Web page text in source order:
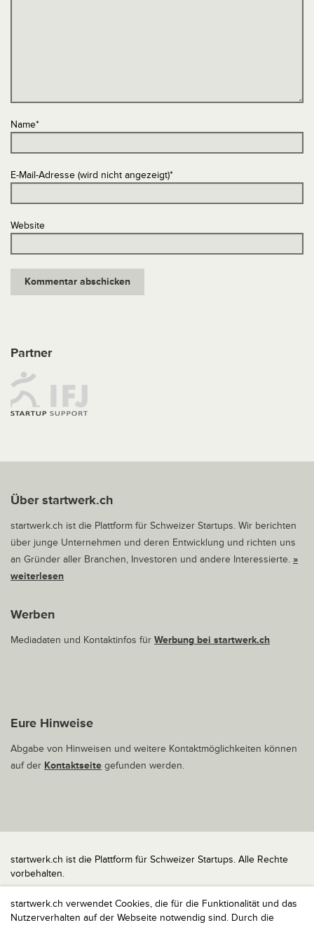
startwerk.ch verwendet Cookies, die für die Funktionalität und das
Nutzerverhalten auf der Webseite notwendig sind. Durch die
Name*
E-Mail-Adresse (wird nicht angezeigt)*
Website
Partner
Über startwerk.ch
startwerk.ch ist die Plattform für Schweizer Startups. Wir berichten
über junge Unternehmen und deren Entwicklung und richten uns
an Gründer aller Branchen, Investoren und andere Interessierte. »
weiterlesen
Werben
Mediadaten und Kontaktinfos für Werbung bei startwerk.ch
Eure Hinweise
Abgabe von Hinweisen und weitere Kontaktmöglichkeiten können
auf der Kontaktseite gefunden werden.
startwerk.ch ist die Plattform für Schweizer Startups. Alle Rechte
vorbehalten.
Impressum
Kontakt